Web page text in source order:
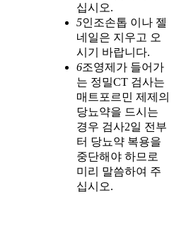
십시오.
5인조손톱 이나 젤
네일은 지우고 오
시기 바랍니다.
6조영제가 들어가
는 정밀CT 검사는
매트포르민 제제의
당뇨약을 드시는
경우 검사2일 전부
터 당뇨약 복용을
중단해야 하므로
미리 말씀하여 주
십시오.